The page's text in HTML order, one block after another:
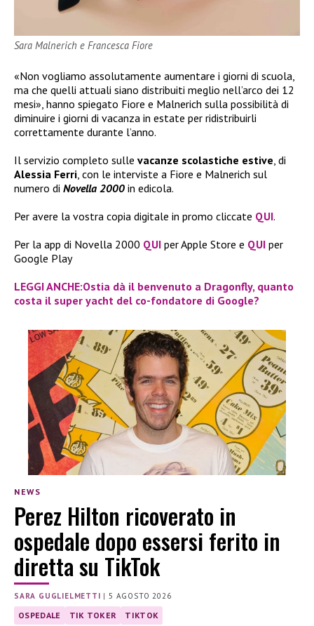
Sara Malnerich e Francesca Fiore
«Non vogliamo assolutamente aumentare i giorni di scuola,
ma che quelli attuali siano distribuiti meglio nell’arco dei 12
mesi», hanno spiegato Fiore e Malnerich sulla possibilità di
diminuire i giorni di vacanza in estate per ridistribuirli
correttamente durante l’anno.
Il servizio completo sulle vacanze scolastiche estive, di
Alessia Ferri, con le interviste a Fiore e Malnerich sul
numero di Novella 2000 in edicola.
Per avere la vostra copia digitale in promo cliccate QUI.
Per la app di Novella 2000 QUI per Apple Store e QUI per
Google Play
LEGGI ANCHE:Ostia dà il benvenuto a Dragonfly, quanto
costa il super yacht del co-fondatore di Google?
NEWS
Perez Hilton ricoverato in
ospedale dopo essersi ferito in
diretta su TikTok
SARA GUGLIELMETTI |5 AGOSTO 2026
OSPEDALE TIK TOKER TIKTOK